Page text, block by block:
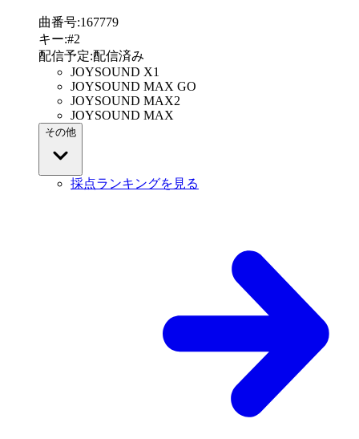
曲番号:167779
キー:#2
配信予定:配信済み
JOYSOUND X1
JOYSOUND MAX GO
JOYSOUND MAX2
JOYSOUND MAX
その他
採点ランキングを見る